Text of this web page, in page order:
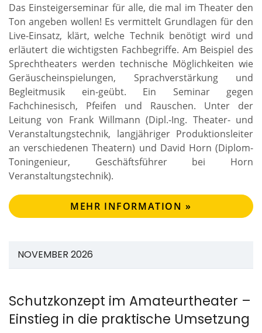
i
g
a
t
i
o
n
Das Einsteigerseminar für alle, die mal im Theater den
Ton angeben wollen! Es vermittelt Grundlagen für den
Live-Einsatz, klärt, welche Technik benötigt wird und
erläutert die wichtigsten Fachbegriffe. Am Beispiel des
Sprechtheaters werden technische Möglichkeiten wie
Geräuscheinspielungen, Sprachverstärkung und
Begleitmusik ein-geübt. Ein Seminar gegen
Fachchinesisch, Pfeifen und Rauschen. Unter der
Leitung von Frank Willmann (Dipl.-Ing. Theater- und
Veranstaltungstechnik, langjähriger Produktionsleiter
an verschiedenen Theatern) und David Horn (Diplom-
Toningenieur, Geschäftsführer bei Horn
Veranstaltungstechnik).
MEHR INFORMATION »
NOVEMBER 2026
Schutzkonzept im Amateurtheater –
Einstieg in die praktische Umsetzung